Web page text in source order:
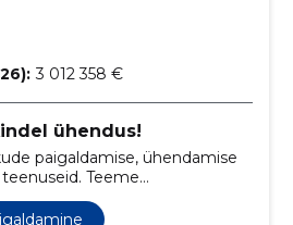
3 012 358 €
ühendus!
paigaldamise, ühendamise
Teeme
elektritööde lubade